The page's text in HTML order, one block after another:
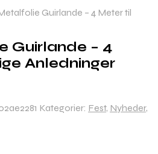
Guirlande – 4 Meter til
Guirlande – 4
Anledninger
Kategorier: Fest, Nyheder,